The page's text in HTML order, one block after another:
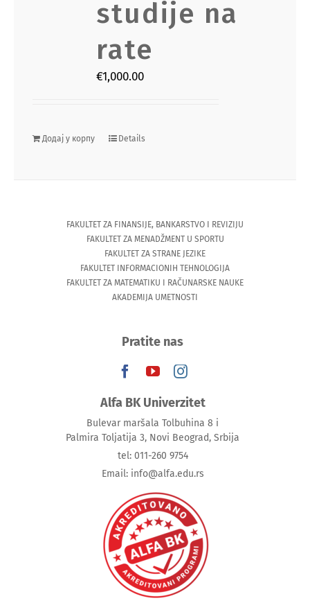
studije na
rate
€1,000.00
Додај у корпу Details
FAKULTET ZA FINANSIJE, BANKARSTVO I REVIZIJU
FAKULTET ZA MENADŽMENT U SPORTU
FAKULTET ZA STRANE JEZIKE
FAKULTET INFORMACIONIH TEHNOLOGIJA
FAKULTET ZA MATEMATIKU I RAČUNARSKE NAUKE
AKADEMIJA UMETNOSTI
Pratite nas
Alfa BK Univerzitet
Bulevar maršala Tolbuhina 8 i
Palmira Toljatija 3, Novi Beograd, Srbija
tel: 011-260 9754
Email: info@alfa.edu.rs